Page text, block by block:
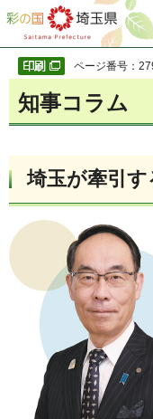
彩の国 埼玉県
ページ番号：
知事コラム
埼玉が牽引